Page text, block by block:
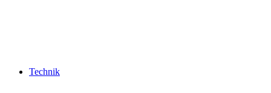
Technik